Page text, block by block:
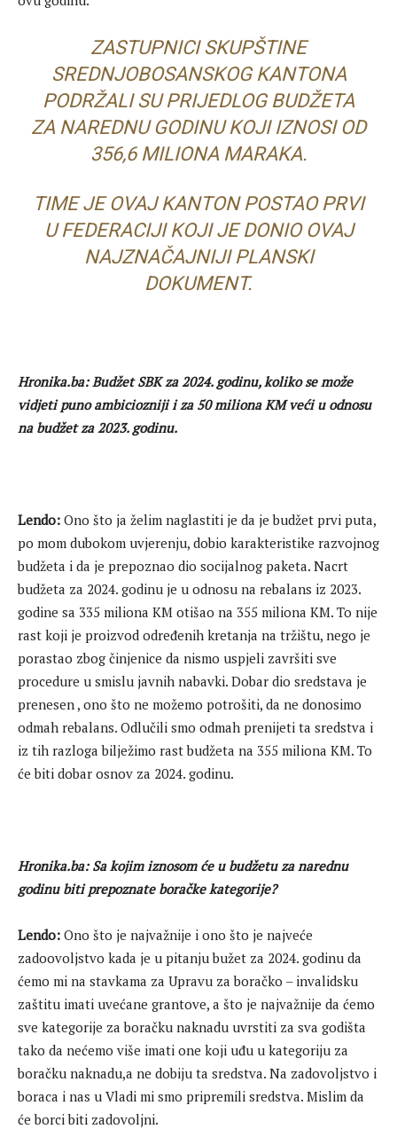
ZASTUPNICI SKUPŠTINE
SREDNJOBOSANSKOG KANTONA
PODRŽALI SU PRIJEDLOG BUDŽETA
ZA NAREDNU GODINU KOJI IZNOSI OD
356,6 MILIONA MARAKA.
TIME JE OVAJ KANTON POSTAO PRVI
U FEDERACIJI KOJI JE DONIO OVAJ
NAJZNAČAJNIJI PLANSKI
DOKUMENT.
Hronika.ba: Budžet SBK za 2024. godinu, koliko se može
vidjeti puno ambiciozniji i za 50 miliona KM veći u odnosu
na budžet za 2023. godinu.
Lendo: Ono što ja želim naglastiti je da je budžet prvi puta,
po mom dubokom uvjerenju, dobio karakteristike razvojnog
budžeta i da je prepoznao dio socijalnog paketa. Nacrt
budžeta za 2024. godinu je u odnosu na rebalans iz 2023.
godine sa 335 miliona KM otišao na 355 miliona KM. To nije
rast koji je proizvod određenih kretanja na tržištu, nego je
porastao zbog činjenice da nismo uspjeli završiti sve
procedure u smislu javnih nabavki. Dobar dio sredstava je
prenesen , ono što ne možemo potrošiti, da ne donosimo
odmah rebalans. Odlučili smo odmah prenijeti ta sredstva i
iz tih razloga bilježimo rast budžeta na 355 miliona KM. To
će biti dobar osnov za 2024. godinu.
Hronika.ba: Sa kojim iznosom će u budžetu za narednu
godinu biti prepoznate boračke kategorije?
Lendo: Ono što je najvažnije i ono što je najveće
zadoovoljstvo kada je u pitanju bužet za 2024. godinu da
ćemo mi na stavkama za Upravu za boračko – invalidsku
zaštitu imati uvećane grantove, a što je najvažnije da ćemo
sve kategorije za boračku naknadu uvrstiti za sva godišta
tako da nećemo više imati one koji uđu u kategoriju za
boračku naknadu,a ne dobiju ta sredstva. Na zadovoljstvo i
boraca i nas u Vladi mi smo pripremili sredstva. Mislim da
će borci biti zadovoljni.